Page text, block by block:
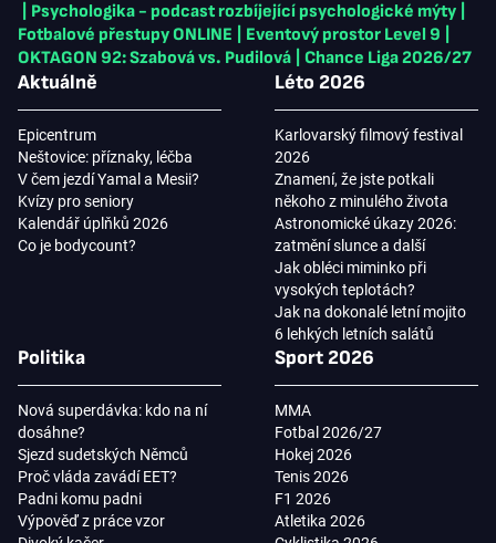
Psychologika - podcast rozbíjející psychologické mýty
Fotbalové přestupy ONLINE
Eventový prostor Level 9
OKTAGON 92: Szabová vs. Pudilová
Chance Liga 2026/27
Aktuálně
Epicentrum
Neštovice: příznaky, léčba
V čem jezdí Yamal a Mesii?
Kvízy pro seniory
Kalendář úplňků 2026
Co je bodycount?
Léto 2026
Karlovarský filmový festival
2026
Znamení, že jste potkali
někoho z minulého života
Astronomické úkazy 2026:
zatmění slunce a další
Jak obléci miminko při
vysokých teplotách?
Jak na dokonalé letní mojito
6 lehkých letních salátů
Politika
Nová superdávka: kdo na ní
dosáhne?
Sjezd sudetských Němců
Proč vláda zavádí EET?
Padni komu padni
Výpověď z práce vzor
Sport 2026
MMA
Fotbal 2026/27
Hokej 2026
Tenis 2026
F1 2026
Atletika 2026